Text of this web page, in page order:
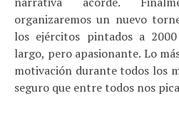
organizaremos un nuevo
los ejércitos pintados a
largo, pero apasionante. Lo
motivación durante todos los
seguro que entre todos nos